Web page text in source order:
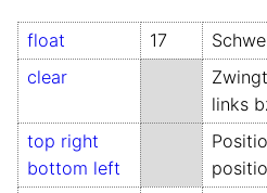
float 17
clear
links
top right
bottom left